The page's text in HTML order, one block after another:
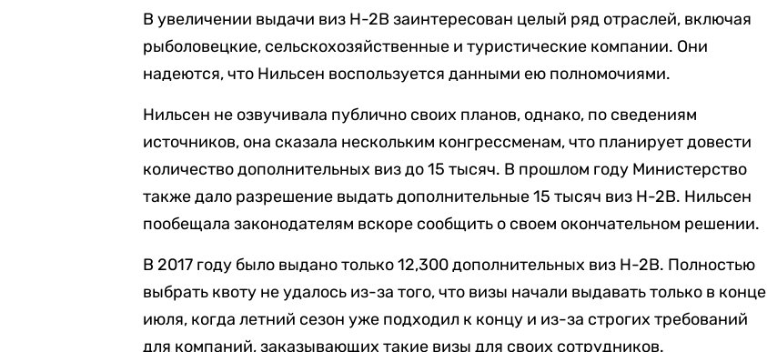
В увеличении выдачи виз H-2B заинтересован целый ряд отраслей, включая
рыболовецкие, сельскохозяйственные и туристические компании. Они
надеются, что Нильсен воспользуется данными ею полномочиями.
Нильсен не озвучивала публично своих планов, однако, по сведениям
источников, она сказала нескольким конгрессменам, что планирует довести
количество дополнительных виз до 15 тысяч. В прошлом году Министерство
также дало разрешение выдать дополнительные 15 тысяч виз H-2B. Нильсен
пообещала законодателям вскоре сообщить о своем окончательном решении.
В 2017 году было выдано только 12,300 дополнительных виз H-2B. Полностью
выбрать квоту не удалось из-за того, что визы начали выдавать только в конце
июля, когда летний сезон уже подходил к концу и из-за строгих требований
для компаний, заказывающих такие визы для своих сотрудников.